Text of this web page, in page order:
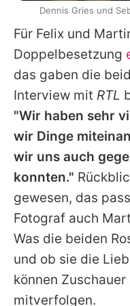
Für Felix und
Doppelbesetzung
das gaben die
Interview mit RTL
"Wir haben sehr
wir Dinge
wir uns auch
konnten."
gewesen, das
Fotograf auch
Was die beiden
und ob sie die
können
mitverfolgen.
Dennis Gries und